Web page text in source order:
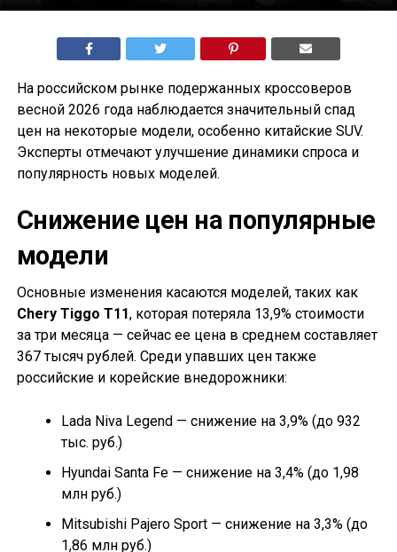
На российском рынке подержанных кроссоверов
весной 2026 года наблюдается значительный спад
цен на некоторые модели, особенно китайские SUV.
Эксперты отмечают улучшение динамики спроса и
популярность новых моделей.
Снижение цен на популярные
модели
Основные изменения касаются моделей, таких как
Chery Tiggo T11, которая потеряла 13,9% стоимости
за три месяца — сейчас ее цена в среднем составляет
367 тысяч рублей. Среди упавших цен также
российские и корейские внедорожники:
Lada Niva Legend — снижение на 3,9% (до 932
тыс. руб.)
Hyundai Santa Fe — снижение на 3,4% (до 1,98
млн руб.)
Mitsubishi Pajero Sport — снижение на 3,3% (до
1,86 млн руб.)